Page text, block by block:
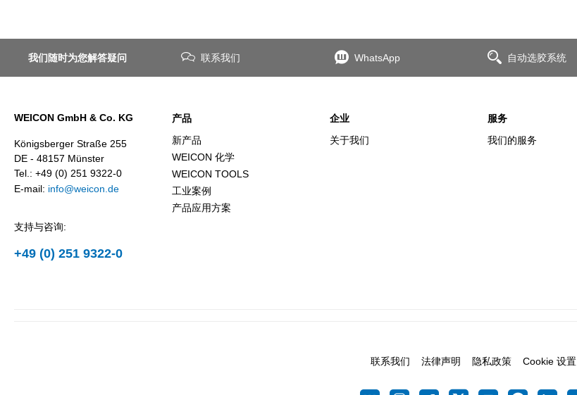
我们随时为您解答疑问 联系我们 WhatsApp 自动选胶系统
WEICON GmbH & Co. KG
Königsberger Straße 255
DE - 48157 Münster
Tel.: +49 (0) 251 9322-0
E-mail: info@weicon.de
支持与咨询:
+49 (0) 251 9322-0
产品
新产品
WEICON 化学
WEICON TOOLS
工业案例
产品应用方案
企业
关于我们
服务
我们的服务
联系我们 法律声明 隐私政策 Cookie 设置